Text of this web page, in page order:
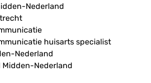
Nederland
huisarts specialist
Nederland
Midden-Nederland